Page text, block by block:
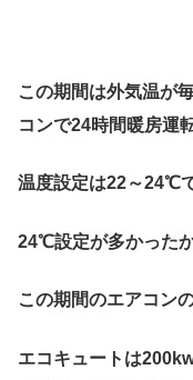
この期間は外気温が
コンで24時間暖房運
温度設定は22～24℃
24℃設定が多かったか
この期間のエアコン
エコキュートは